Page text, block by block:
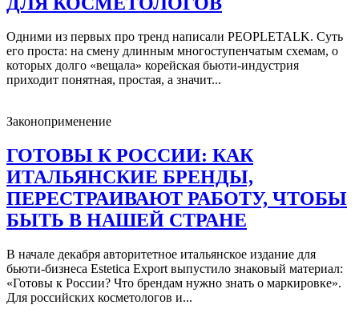
Одними из первых про тренд написали PEOPLETALK. Суть
его проста: на смену длинным многоступенчатым схемам, о
которых долго «вещала» корейская бьюти-индустрия
приходит понятная, простая, а значит...
Законоприменение
ГОТОВЫ К РОССИИ: КАК
ИТАЛЬЯНСКИЕ БРЕНДЫ,
ПЕРЕСТРАИВАЮТ РАБОТУ, ЧТОБЫ
БЫТЬ В НАШЕЙ СТРАНЕ
В начале декабря авторитетное итальянское издание для
бьюти-бизнеса Estetica Export выпустило знаковый материал:
«Готовы к России? Что брендам нужно знать о маркировке».
Для российских косметологов и...